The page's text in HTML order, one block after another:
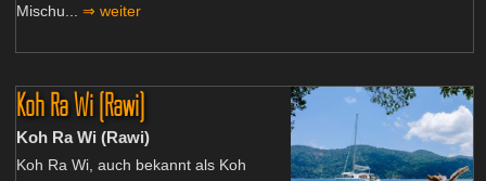
Mischu... ⇒ weiter
Koh Ra Wi (Rawi)
Koh Ra Wi (Rawi)
Koh Ra Wi, auch bekannt als Koh